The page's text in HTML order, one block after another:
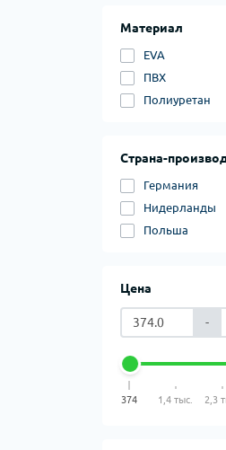
Материал
EVA
ПВХ
Полиуретан
Страна-
Германия
Нидерланды
Польша
Цена
-
374 1,4 тыс. 2,3